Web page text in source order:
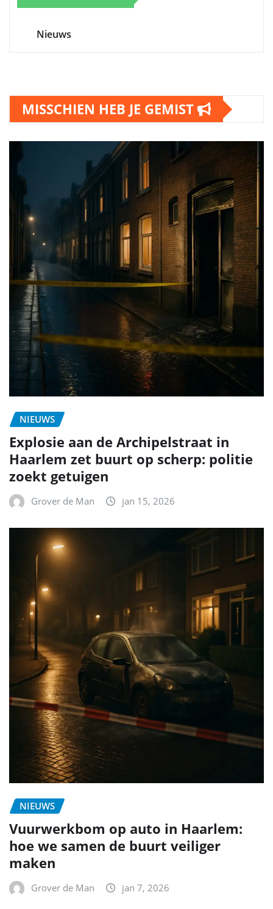
Nieuws
MISSCHIEN HEB JE GEMIST
NIEUWS
Explosie aan de Archipelstraat in
Haarlem zet buurt op scherp: politie
zoekt getuigen
Grover de Man jan 15, 2026
NIEUWS
Vuurwerkbom op auto in Haarlem:
hoe we samen de buurt veiliger
maken
Grover de Man jan 7, 2026